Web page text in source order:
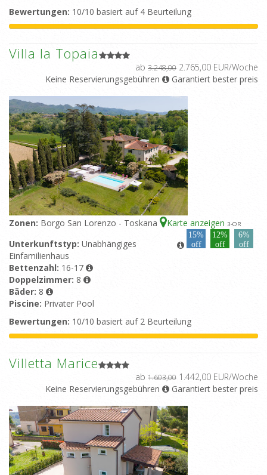
Bewertungen: 10/10 basiert auf 4 Beurteilung
Villa la Topaia
ab 3.248,00 2.765,00 EUR/Woche
Keine Reservierungsgebühren
Garantiert bester preis
Zonen: Borgo San Lorenzo - Toskana Karte anzeigen 3-OR
15%
off
12%
off
6%
off
Unterkunftstyp: Unabhängiges
Einfamilienhaus
Bettenzahl: 16-17
Doppelzimmer: 8
Bäder: 8
Piscine: Privater Pool
Bewertungen: 10/10 basiert auf 2 Beurteilung
Villetta Marice
ab 1.603,00 1.442,00 EUR/Woche
Keine Reservierungsgebühren
Garantiert bester preis